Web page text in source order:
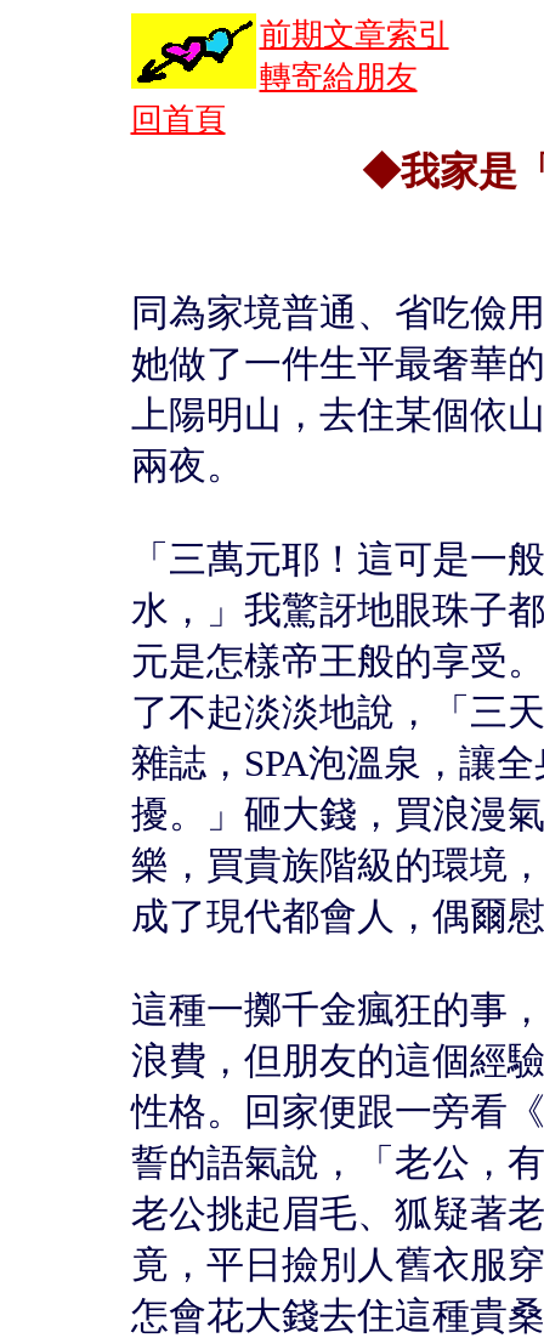
前期文章索引
轉寄給朋友
回首頁
◆我家是
同為家境普通、省吃儉
她做了一件生平最奢華
上陽明山，去住某個依
兩夜。
「三萬元耶！這可是一
水，」我驚訝地眼珠子
元是怎樣帝王般的享受
了不起淡淡地說，「三
雜誌，SPA泡溫泉，讓
擾。」砸大錢，買浪漫
樂，買貴族階級的環境
成了現代都會人，偶爾
這種一擲千金瘋狂的事
浪費，但朋友的這個經
性格。回家便跟一旁看
誓的語氣說，「老公，
老公挑起眉毛、狐疑著
竟，平日撿別人舊衣服
怎會花大錢去住這種貴